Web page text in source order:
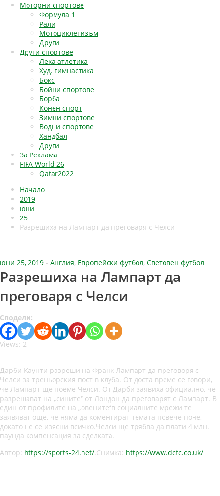
Моторни спортове
Формула 1
Рали
Мотоциклетизъм
Други
Други спортове
Лека атлетика
Худ. гимнастика
Бокс
Бойни спортове
Борба
Конен спорт
Зимни спортове
Водни спортове
Хандбал
Други
За Реклама
FIFA World 26
Qatar2022
Начало
2019
юни
25
Разрешиха на Лампарт да преговаря с Челси
юни 25, 2019 - Англия, Европейски футбол, Световен футбол
Разрешиха на Лампарт да
преговаря с Челси
Сподели:
Views: 2
Дарби Каунти разреши на Франк Лампарт да преговоря с
Челси за треньорския пост в клуба. От доста време се говори,
че Лампарт ще поеме Челси. От Дарби заявиха официално, че
разрешават на „сините“ от Лондон да преговарят с Лампарт. В
един от профилите на „овените“в социалните мрежи те
заявяват още, че няма да коментират темата повече поне,
докато не се изясни всичко.Челси ще трябва да плати 4 млн.
паунда компенсация за сделката.
Автор: https://sports-24.net/.Снимка: https://www.dcfc.co.uk/